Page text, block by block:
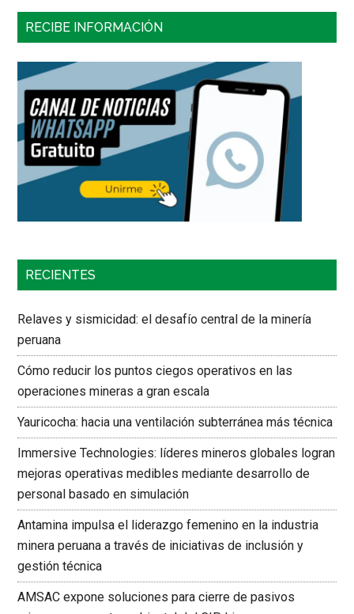
RECIBE INFORMACIÓN
RECIENTES
Relaves y sismicidad: el desafío central de la minería
peruana
Cómo reducir los puntos ciegos operativos en las
operaciones mineras a gran escala
Yauricocha: hacia una ventilación subterránea más técnica
Immersive Technologies: líderes mineros globales logran
mejoras operativas medibles mediante desarrollo de
personal basado en simulación
Antamina impulsa el liderazgo femenino en la industria
minera peruana a través de iniciativas de inclusión y
gestión técnica
AMSAC expone soluciones para cierre de pasivos